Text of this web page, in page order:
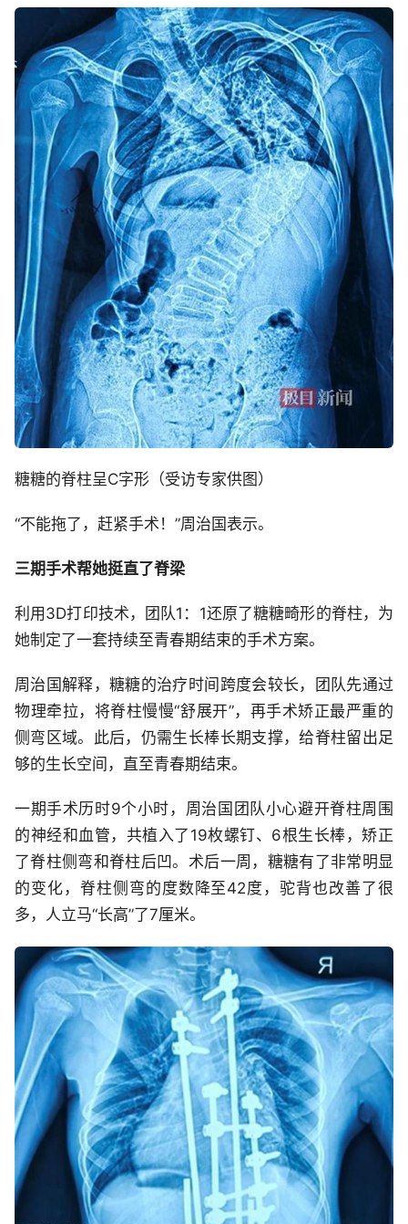
糖糖的脊柱呈C字形（受访专家供图）
“不能拖了，赶紧手术！”周治国表示。
三期手术帮她挺直了脊梁
利用3D打印技术，团队1：1还原了糖糖畸形的脊柱，为
她制定了一套持续至青春期结束的手术方案。
周治国解释，糖糖的治疗时间跨度会较长，团队先通过
物理牵拉，将脊柱慢慢“舒展开”，再手术矫正最严重的
侧弯区域。此后，仍需生长棒长期支撑，给脊柱留出足
够的生长空间，直至青春期结束。
一期手术历时9个小时，周治国团队小心避开脊柱周围
的神经和血管，共植入了19枚螺钉、6根生长棒，矫正
了脊柱侧弯和脊柱后凹。术后一周，糖糖有了非常明显
的变化，脊柱侧弯的度数降至42度，驼背也改善了很
多，人立马“长高”了7厘米。